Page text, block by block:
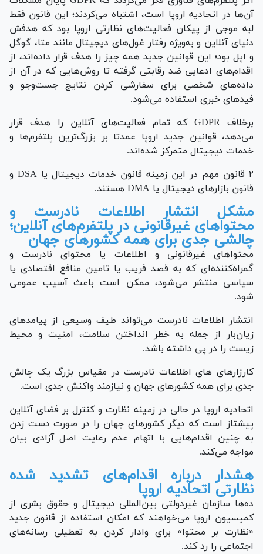
آن‌ها در اتحادیه اروپا است، اشتباه می‌کردند؛ این قانون فقط
لبه موجی از پیکان فعالیت‌های نظارتی اروپا بود که هدفش
دنیای آنلاین و به‌ویژه رفتار غول‌های دیجیتال مانند متا، گوگل
و اپل بود؛ این قوانین جدید همه چیز را هدف قرار داده‌اند، از
اقدام‌های ادعایی ضد رقابتی گرفته تا روش‌هایی که در آن از
داده‌های شخصی برای سفارشی کردن نتایج جست‌وجو و
فید‌های خبری استفاده می‌شود.
برخلاف GDPR که تمام فعالیت‌های آنلاین را هدف قرار
می‌دهد، قوانین جدید اروپا عمدتا بر بزرگ‌ترین پلتفرم‌ها و
خدمات دیجیتال متمرکز شده‌اند.
۲ قانون مهم در این زمینه قانون خدمات دیجیتال یا DSA و
قانون بازار‌های دیجیتال یا DMA هستند.
مشکل انتشار اطلاعات نادرست و
محتواهای غیرقانونی در پلتفرم‌های آنلاین؛
چالشی جدی برای همه کشور‌های جهان
محتواهای غیرقانونی و اطلاعات یا محتوای نادرست و
گمراه‌کننده‌ای که به قصد فریب یا تامین منافع اقتصادی یا
سیاسی منتشر می‌شود، ممکن است باعث آسیب عمومی
شود.
انتشار اطلاعات نادرست می‌تواند طیف وسیعی از پیامد‌های
زیان‌بار از جمله به خطر انداختن سلامت، امنیت و محیط
زیست را در پی داشته باشد.
کارزار‌های های اطلاعات نادرست در مقیاس بزرگ یک چالش
جدی برای همه کشور‌های جهان و نیازمند واکنش جدی است.
اتحادیه اروپا در حالی در زمینه نظارت و کنترل بر فضای آنلاین
پیشتاز است که دیگر کشور‌های جهان را در صورت دست زدن
به چنین اقدام‌هایی با اتهام عدم رعایت اصل آزادی بیان
مواجه می‌کند.
هشدار درباره اقدام‌های تشدید شده
نظارتی اتحادیه اروپا
ده‌ها سازمان غیردولتی بین‌المللی دیجیتال و حقوق بشری از
کمیسیون اروپا می‌خواهند که امکان استفاده از قانون جدید
«نظارت بر محتوا» برای وادار کردن به تعطیلی رسانه‌های
اجتماعی را رد کند.